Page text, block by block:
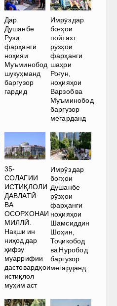
Дар
Душанбе
Рӯзи
фарҳанги
ноҳияи
Муъминобод
шукуҳманд
баргузор
гардид
Имрӯз дар
боғҳои
пойтахт
рӯзҳои
фарҳанги
шаҳри
Роғун,
ноҳияҳои
Варзоб ва
Муъминобод
баргузор
мегарданд
35-
СОЛАГИИ
ИСТИҚЛОЛИ
ДАВЛАТӢ
ВА
ОСОРХОНАИ
МИЛЛӢ.
Нақши ин
ниҳод дар
ҳифзу
муаррифии
дастовардҳои
истиқлол
муҳим аст
Имрӯз дар
боғҳои
Душанбе
рӯзҳои
фарҳанги
ноҳияҳои
Шамсиддин
Шоҳин,
Тоҷикобод
ва Нуробод
баргузор
мегарданд